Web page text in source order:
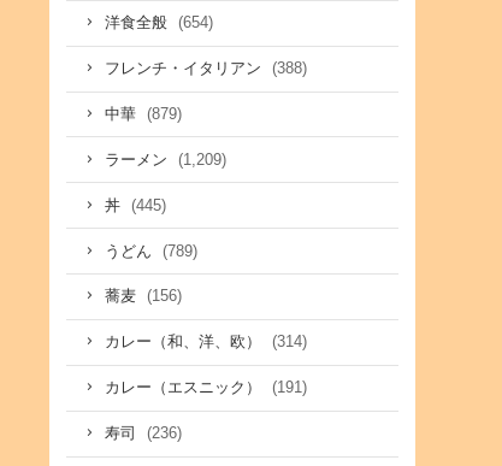
洋食全般 (654)
フレンチ・イタリアン (388)
中華 (879)
ラーメン (1,209)
丼 (445)
うどん (789)
蕎麦 (156)
カレー（和、洋、欧） (314)
カレー（エスニック） (191)
寿司 (236)